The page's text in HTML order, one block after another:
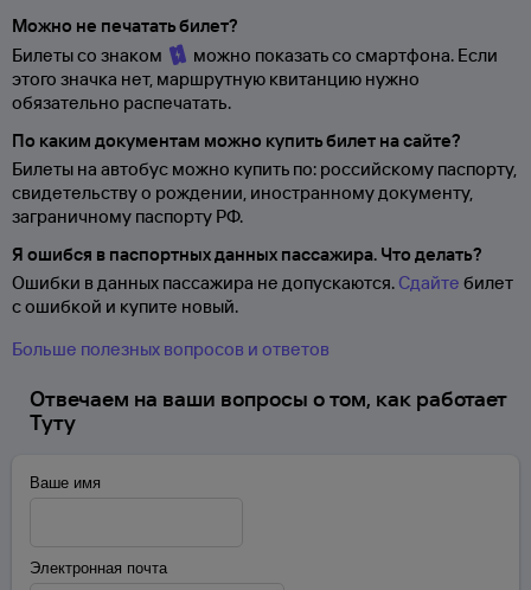
Можно не печатать билет?
Билеты со знаком
можно показать со смартфона. Если
этого значка нет, маршрутную квитанцию нужно
обязательно распечатать.
По каким документам можно купить билет на сайте?
Билеты на автобус можно купить по: российскому паспорту,
свидетельству о рождении, иностранному документу,
заграничному паспорту РФ.
Я ошибся в паспортных данных пассажира. Что делать?
Ошибки в данных пассажира не допускаются. Сдайте билет
с ошибкой и купите новый.
Больше полезных вопросов и ответов
Отвечаем на ваши вопросы о том, как работает
Туту
Ваше имя
Электронная почта